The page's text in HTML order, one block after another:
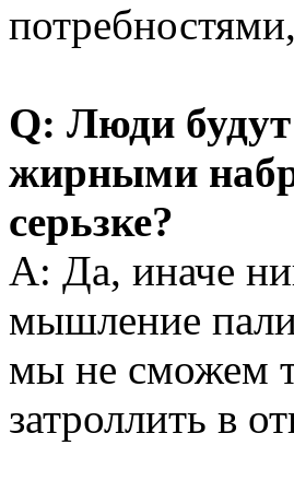
Q: Люди
жирными
серьзке?
A: Да, иначе
мышление
мы не сможем
затроллить в